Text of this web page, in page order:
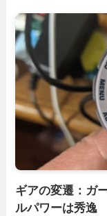
ギアの変遷：ガ
ルパワーは秀逸